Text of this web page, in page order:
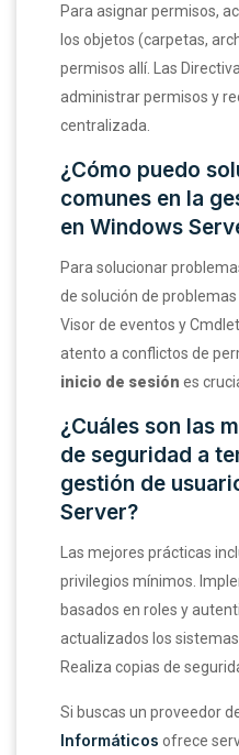
Para asignar permisos,
los objetos (carpetas,
permisos allí. Las
administrar permisos y
centralizada.
¿Cómo puedo
comunes en la
en Windows
Para solucionar
de solución de
Visor de eventos y
atento a conflictos de
inicio de sesión es
¿Cuáles son las
de seguridad a
gestión de
Server?
Las mejores prácticas
privilegios mínimos.
basados en roles y
actualizados los
Realiza copias de
Si buscas un proveedor
Informáticos ofrece